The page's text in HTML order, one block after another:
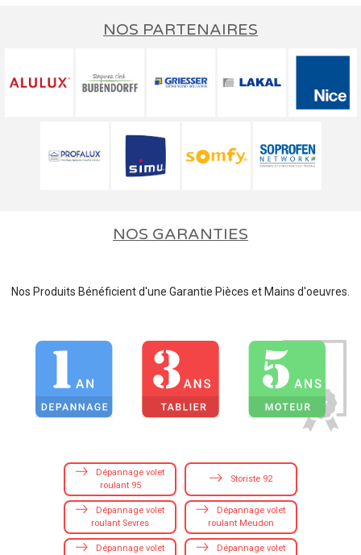
NOS PARTENAIRES
NOS GARANTIES
Nos Produits Bénéficient d'une Garantie Pièces et Mains d'oeuvres.
Dépannage volet
roulant 95
Storiste 92
Dépannage volet
roulant Sevres
Dépannage volet
roulant Meudon
Dépannage volet
Dépannage volet